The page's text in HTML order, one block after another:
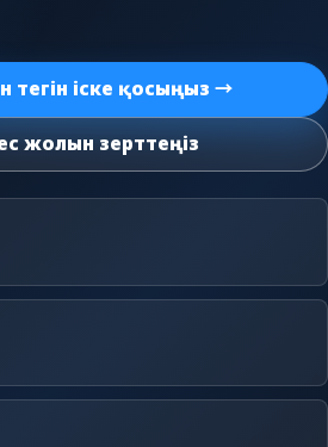
тегін іске қосыңыз →
жолын зерттеңіз